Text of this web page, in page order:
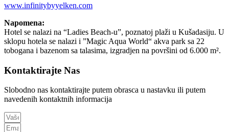
www.infinitybyyelken.com
Napomena:
Hotel se nalazi na “Ladies Beach-u”, poznatoj plaži u Kušadasiju. U
sklopu hotela se nalazi i ”Magic Aqua World“ akva park sa 22
tobogana i bazenom sa talasima, izgradjen na površini od 6.000 m².
Kontaktirajte Nas
Slobodno nas kontaktirajte putem obrasca u nastavku ili putem
navedenih kontaktnih informacija